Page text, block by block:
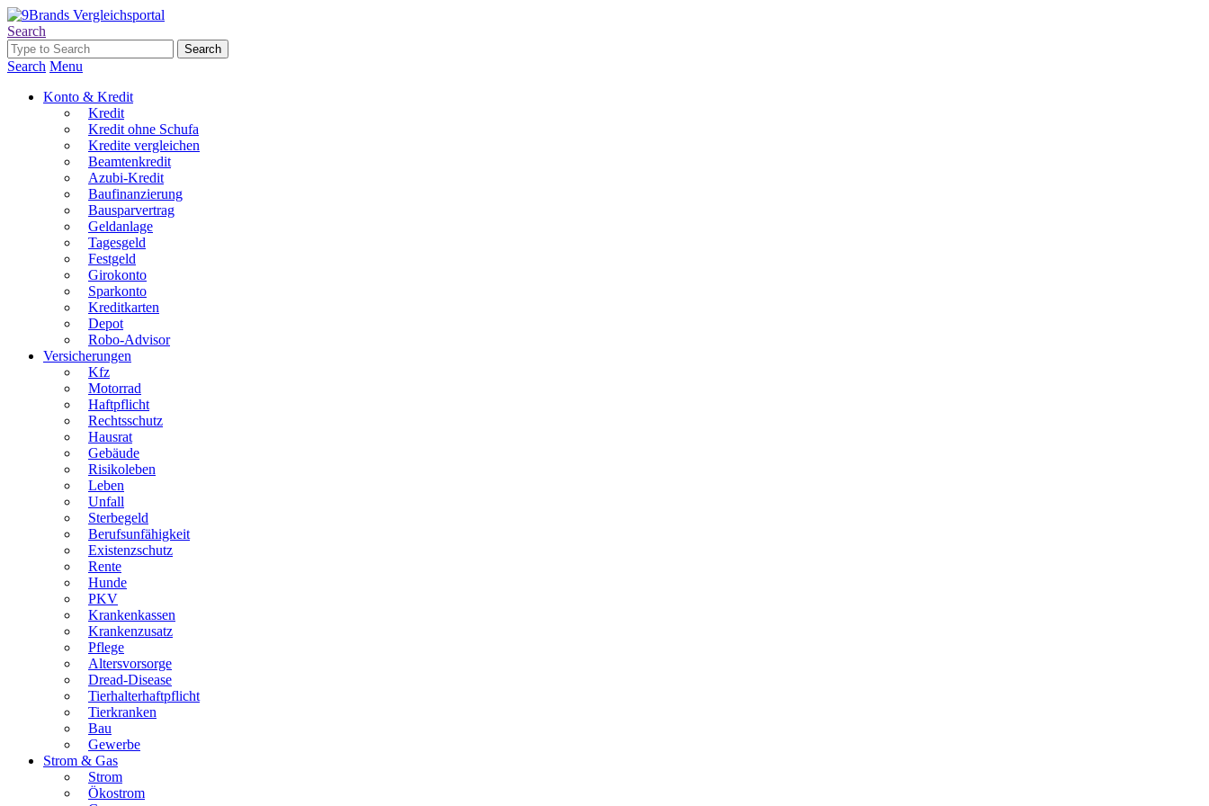
Search
Search Menu
Konto & Kredit
Kredit
Kredit ohne Schufa
Kredite vergleichen
Beamtenkredit
Azubi-Kredit
Baufinanzierung
Bausparvertrag
Geldanlage
Tagesgeld
Festgeld
Girokonto
Sparkonto
Kreditkarten
Depot
Robo-Advisor
Versicherungen
Kfz
Motorrad
Haftpflicht
Rechtsschutz
Hausrat
Gebäude
Risikoleben
Leben
Unfall
Sterbegeld
Berufsunfähigkeit
Existenzschutz
Rente
Hunde
PKV
Krankenkassen
Krankenzusatz
Pflege
Altersvorsorge
Dread-Disease
Tierhalterhaftpflicht
Tierkranken
Bau
Gewerbe
Strom & Gas
Strom
Ökostrom